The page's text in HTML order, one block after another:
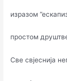
изразом
простом
Све свјеснија